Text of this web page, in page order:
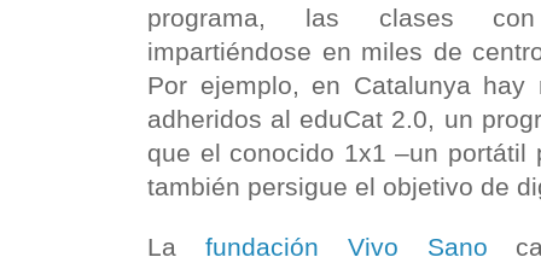
programa, las clases
impartiéndose en miles de
Por ejemplo, en Catalunya
adheridos al eduCat 2.0, un
que el conocido 1x1 –un portátil
también persigue el objetivo de
La fundación Vivo Sano